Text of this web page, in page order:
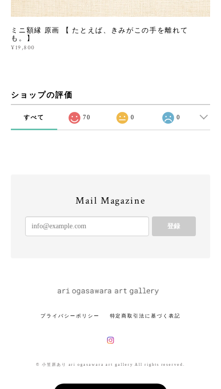
ミニ額縁 原画 【 たとえば、きみがこの手を離れて
も。】
¥19,800
ショップの評価
すべて 70 0 0
Mail Magazine
登録
プライバシーポリシー 特定商取引法に基づく表記
© 小笠原あり ari ogasawara art gallery All rights reserved.